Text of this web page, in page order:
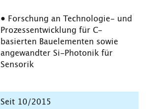
• Forschung an Technologie- und
Prozessentwicklung für C-
basierten Bauelementen sowie
angewandter Si-Photonik für
Sensorik
Seit 10/2015